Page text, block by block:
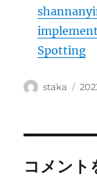
Spotting
投
staka
投
コメント